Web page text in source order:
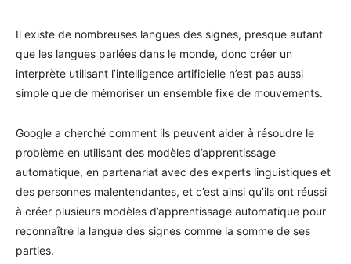
Il existe de nombreuses langues des signes, presque autant
que les langues parlées dans le monde, donc créer un
interprète utilisant l’intelligence artificielle n’est pas aussi
simple que de mémoriser un ensemble fixe de mouvements.
Google a cherché comment ils peuvent aider à résoudre le
problème en utilisant des modèles d’apprentissage
automatique, en partenariat avec des experts linguistiques et
des personnes malentendantes, et c’est ainsi qu’ils ont réussi
à créer plusieurs modèles d’apprentissage automatique pour
reconnaître la langue des signes comme la somme de ses
parties.